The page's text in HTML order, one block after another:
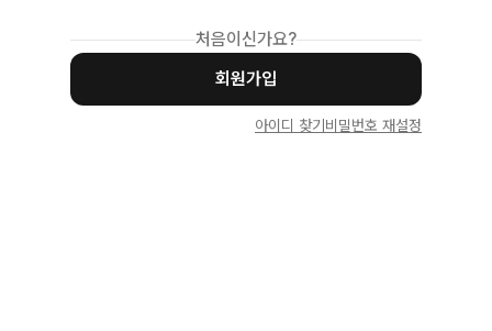
처음이신가요?
회원가입
아이디 찾기 비밀번호 재설정